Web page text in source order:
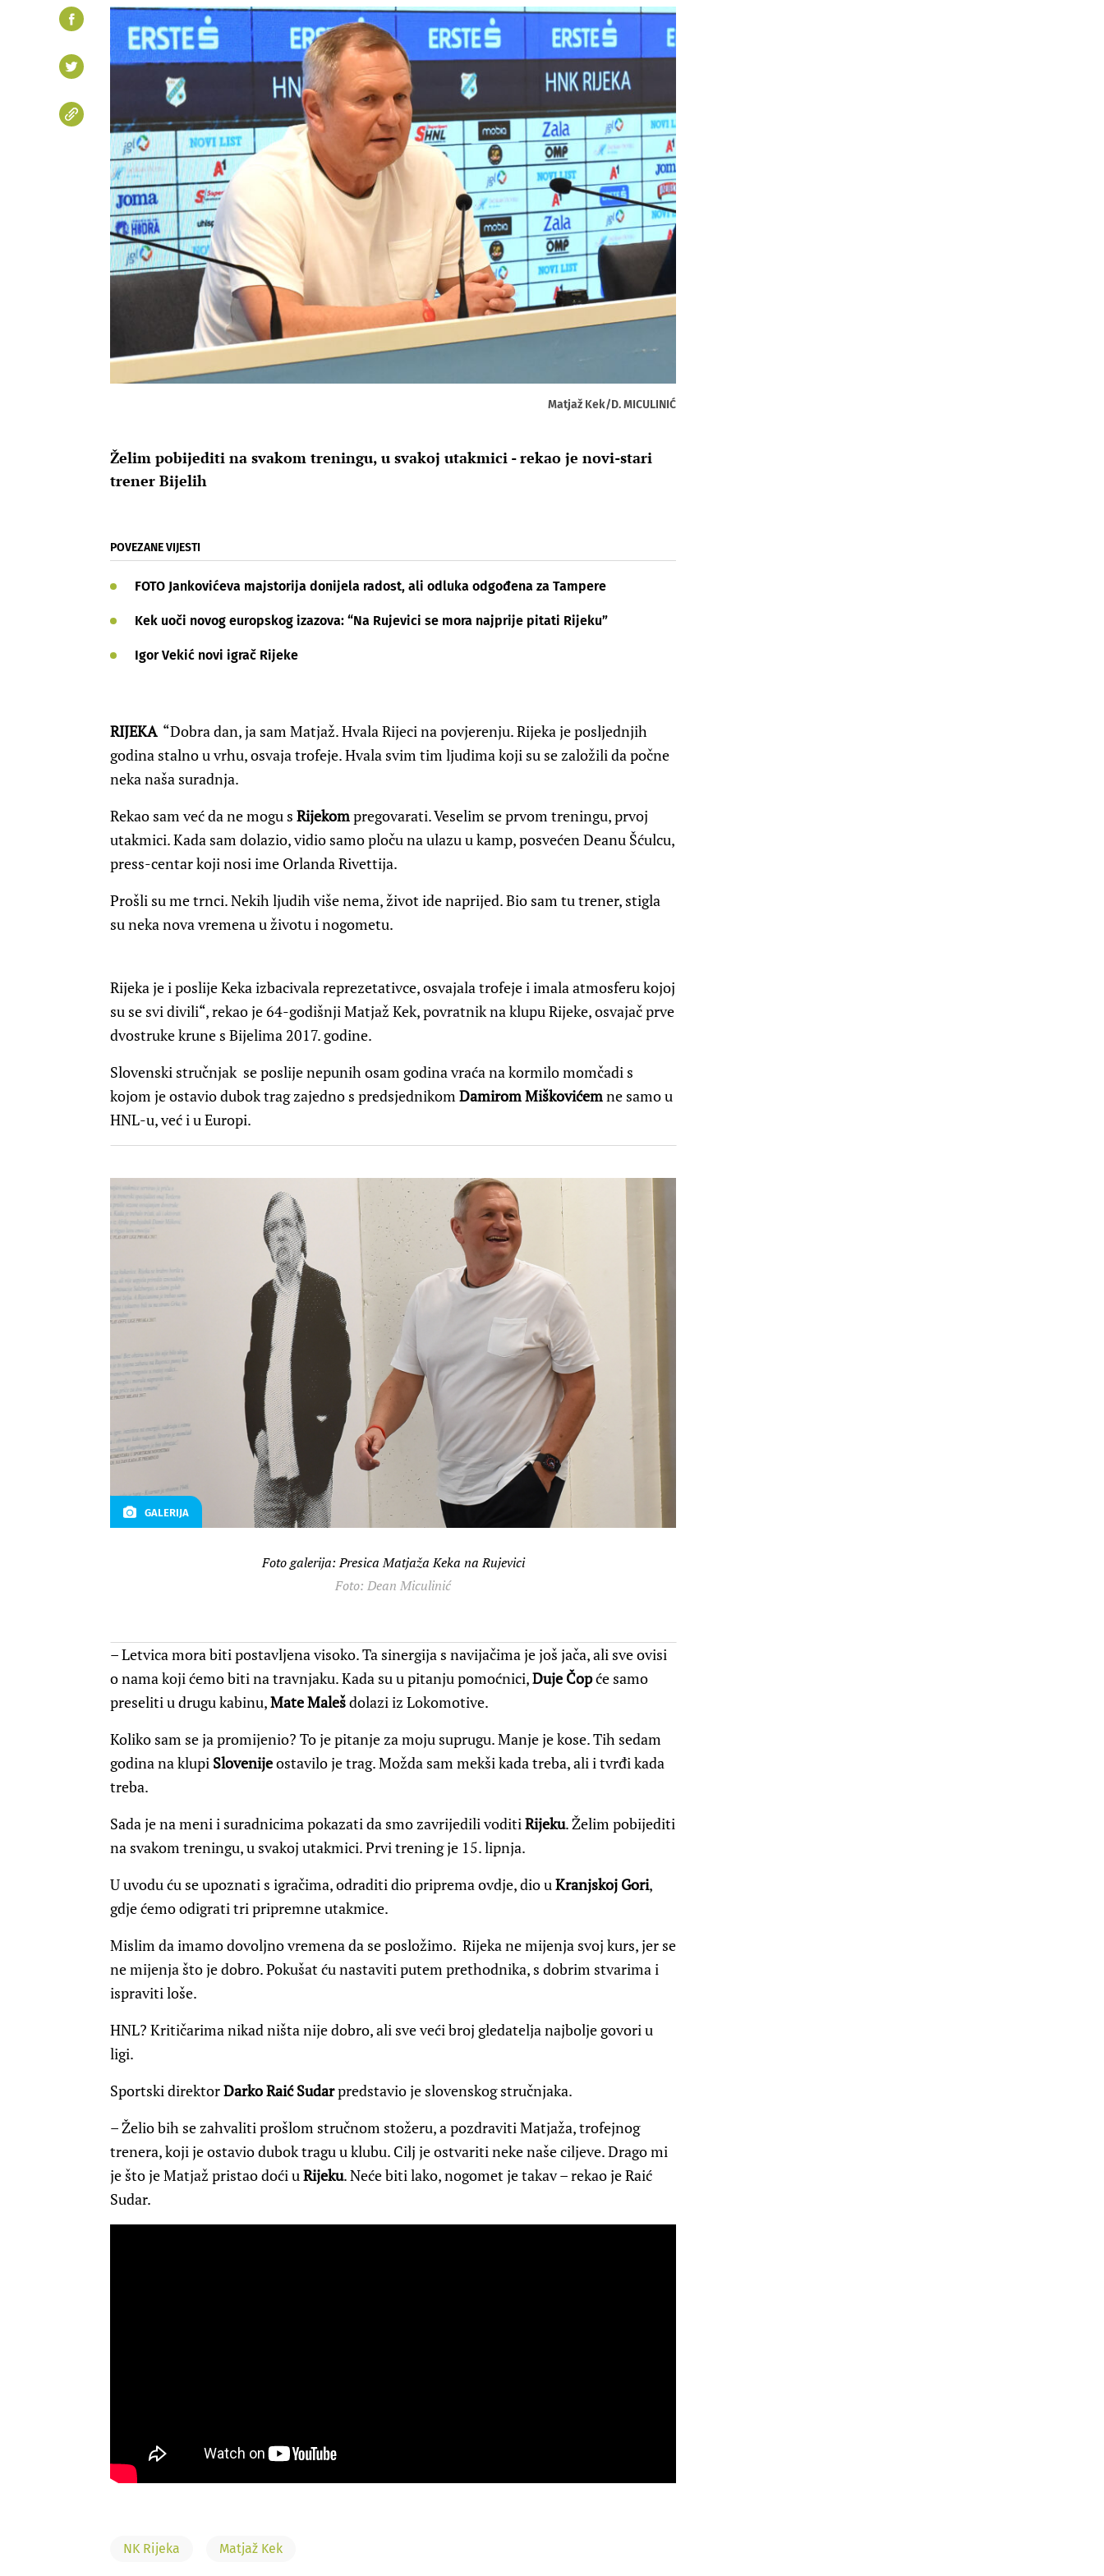
Matjaž Kek/D. MICULINIĆ
Želim pobijediti na svakom treningu, u svakoj utakmici - rekao je novi-stari
trener Bijelih
POVEZANE VIJESTI
FOTO Jankovićeva majstorija donijela radost, ali odluka odgođena za Tampere
Kek uoči novog europskog izazova: “Na Rujevici se mora najprije pitati Rijeku”
Igor Vekić novi igrač Rijeke
RIJEKA “Dobra dan, ja sam Matjaž. Hvala Rijeci na povjerenju. Rijeka je posljednjih
godina stalno u vrhu, osvaja trofeje. Hvala svim tim ljudima koji su se založili da počne
neka naša suradnja.
Rekao sam već da ne mogu s Rijekompregovarati. Veselim se prvom treningu, prvoj
utakmici. Kada sam dolazio, vidio samo ploču na ulazu u kamp, posvećen Deanu Šćulcu,
press-centar koji nosi ime Orlanda Rivettija.
Prošli su me trnci. Nekih ljudih više nema, život ide naprijed. Bio sam tu trener, stigla
su neka nova vremena u životu i nogometu.
Rijeka je i poslije Keka izbacivala reprezetativce, osvajala trofeje i imala atmosferu kojoj
su se svi divili“, rekao je 64-godišnji Matjaž Kek, povratnik na klupu Rijeke, osvajač prve
dvostruke krune s Bijelima 2017. godine.
Slovenski stručnjak se poslije nepunih osam godina vraća na kormilo momčadi s
kojom je ostavio dubok trag zajedno s predsjednikomDamirom Miškovićemne samo u
HNL-u, već i u Europi.
GALERIJA
Foto galerija: Presica Matjaža Keka na Rujevici
Foto: Dean Miculinić
– Letvica mora biti postavljena visoko. Ta sinergija s navijačima je još jača, ali sve ovisi
o nama koji ćemo biti na travnjaku. Kada su u pitanju pomoćnici,Duje Čopće samo
preseliti u drugu kabinu,Mate Malešdolazi iz Lokomotive.
Koliko sam se ja promijenio? To je pitanje za moju suprugu. Manje je kose. Tih sedam
godina na klupi Slovenijeostavilo je trag. Možda sam mekši kada treba, ali i tvrđi kada
treba.
Sada je na meni i suradnicima pokazati da smo zavrijedili voditiRijeku. Želim pobijediti
na svakom treningu, u svakoj utakmici. Prvi trening je 15. lipnja.
U uvodu ću se upoznati s igračima, odraditi dio priprema ovdje, dio uKranjskoj Gori,
gdje ćemo odigrati tri pripremne utakmice.
Mislim da imamo dovoljno vremena da se posložimo. Rijeka ne mijenja svoj kurs, jer se
ne mijenja što je dobro. Pokušat ću nastaviti putem prethodnika, s dobrim stvarima i
ispraviti loše.
HNL? Kritičarima nikad ništa nije dobro, ali sve veći broj gledatelja najbolje govori u
ligi.
Sportski direktorDarko Raić Sudarpredstavio je slovenskog stručnjaka.
– Želio bih se zahvaliti prošlom stručnom stožeru, a pozdraviti Matjaža, trofejnog
trenera, koji je ostavio dubok tragu u klubu. Cilj je ostvariti neke naše ciljeve. Drago mi
je što je Matjaž pristao doći uRijeku. Neće biti lako, nogomet je takav – rekao je Raić
Sudar.
NK Rijeka Matjaž Kek